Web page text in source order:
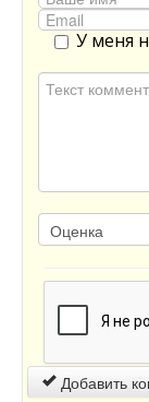
У меня
Добавить